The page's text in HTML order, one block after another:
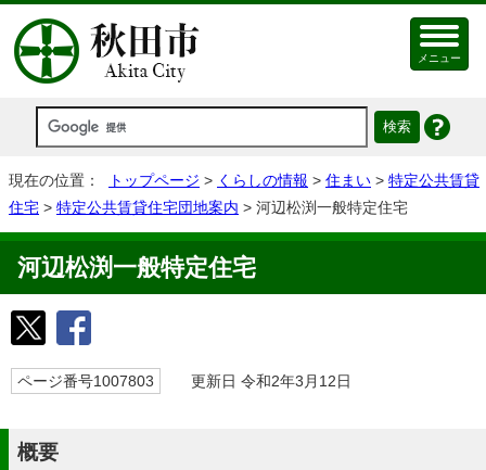
メニュー
現在の位置： トップページ > くらしの情報 > 住まい > 特定公共賃貸
住宅 > 特定公共賃貸住宅団地案内 > 河辺松渕一般特定住宅
河辺松渕一般特定住宅
ページ番号1007803 更新日 令和2年3月12日
概要